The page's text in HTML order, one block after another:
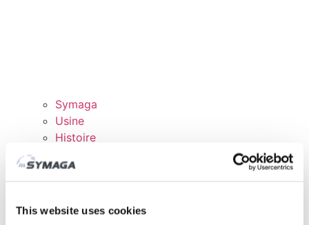
This website uses cookies
Symaga
Usine
Histoire
Responsabilité des Entreprises
Certificats et politiques